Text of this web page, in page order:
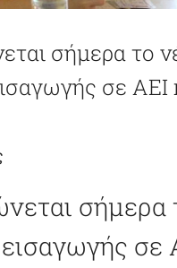
σήμερα το
σε ΑΕΙ
σήμερα
σε